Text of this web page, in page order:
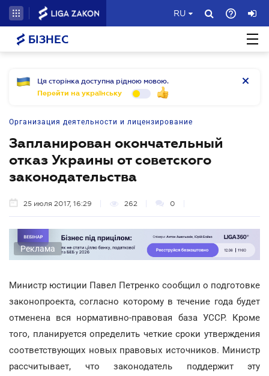
RU
БІЗНЕС
Ця сторінка доступна рідною мовою.
Перейти на українську
Организация деятельности и лицензирование
Запланирован окончательный
отказ Украины от советского
законодательства
25 июля 2017, 16:29 262 0
Реклама
Министр юстиции Павел Петренко сообщил о подготовке
законопроекта, согласно которому в течение года будет
отменена вся нормативно-правовая база УССР. Кроме
того, планируется определить четкие сроки утверждения
соответствующих новых правовых источников. Министр
рассчитывает, что законодатель поддержит эту